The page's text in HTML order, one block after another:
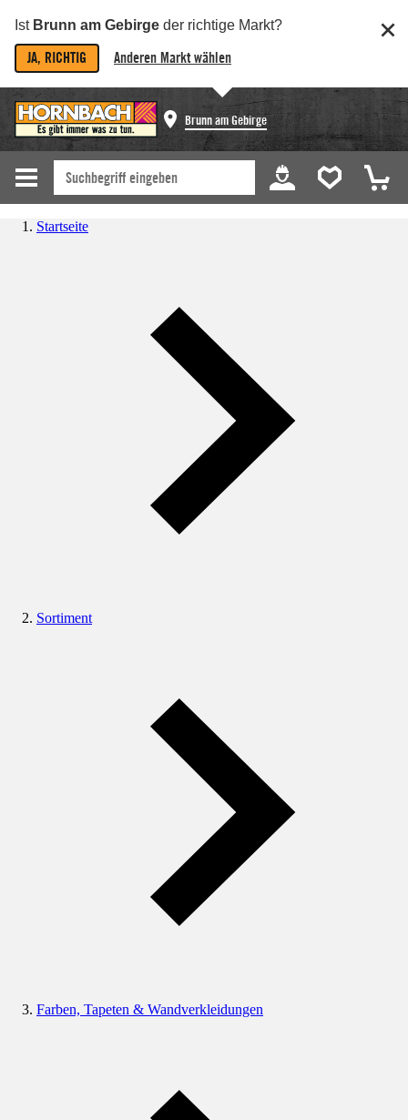
Ist Brunn am Gebirge der richtige Markt?
JA, RICHTIG Anderen Markt wählen
Brunn am Gebirge
Startseite
Sortiment
Farben, Tapeten & Wandverkleidungen